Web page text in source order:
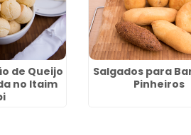
de Queijo
no Itaim
Salgados para
Pinheiros